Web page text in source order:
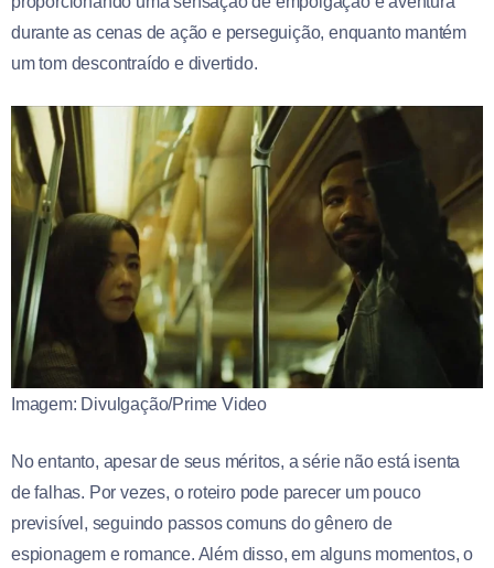
durante as cenas de ação e perseguição, enquanto mantém
um tom descontraído e divertido.
Imagem: Divulgação/Prime Video
No entanto, apesar de seus méritos, a série não está isenta
de falhas. Por vezes, o roteiro pode parecer um pouco
previsível, seguindo passos comuns do gênero de
espionagem e romance. Além disso, em alguns momentos, o